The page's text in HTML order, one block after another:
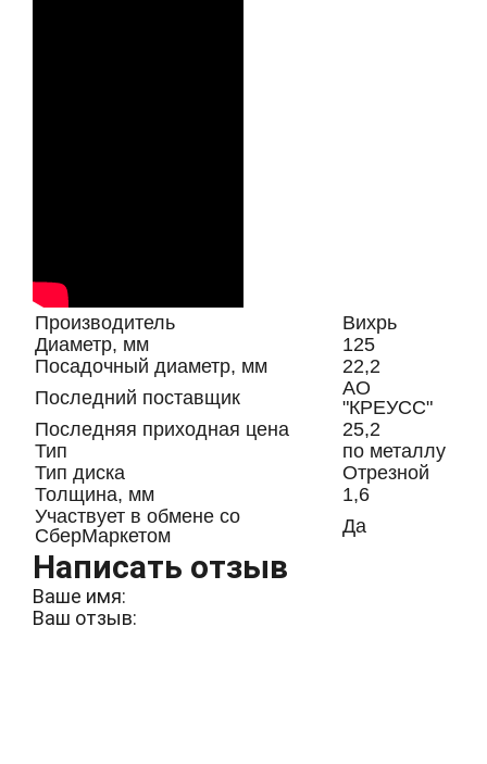
Производитель
Вихрь
Диаметр, мм
125
Посадочный диаметр, мм
22,2
Последний поставщик
АО
"КРЕУСС"
Последняя приходная цена
25,2
Тип
по металлу
Тип диска
Отрезной
Толщина, мм
1,6
Участвует в обмене со
СберМаркетом
Да
Написать отзыв
Ваше имя:
Ваш отзыв: